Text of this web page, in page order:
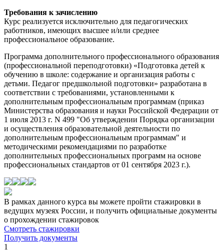
Требования к зачислению
Курс реализуется исключительно для педагогических
работников, имеющих высшее и/или среднее
профессиональное образование.
Программа дополнительного профессионального образования
(профессиональной переподготовки) «Подготовка детей к
обучению в школе: содержание и организация работы с
детьми. Педагог предшкольной подготовки» разработана в
соответствии с требованиями, установленными к
дополнительным профессиональным программам (приказ
Министерства образования и науки Российской Федерации от
1 июля 2013 г. N 499 "Об утверждении Порядка организации
и осуществления образовательной деятельности по
дополнительным профессиональным программам" и
методическими рекомендациями по разработке
дополнительных профессиональных программ на основе
профессиональных стандартов от 01 сентября 2023 г.).
В рамках данного курса вы можете пройти стажировки в
ведущих музеях России, и получить официальные документы
о прохождении стажировок
Смотреть стажировки
Получить документы
1